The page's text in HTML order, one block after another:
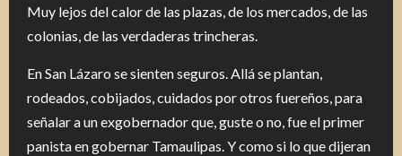
Muy lejos del calor de las plazas, de los mercados, de las
colonias, de las verdaderas trincheras.
En San Lázaro se sienten seguros. Allá se plantan,
rodeados, cobijados, cuidados por otros fuereños, para
señalar a un exgobernador que, guste o no, fue el primer
panista en gobernar Tamaulipas. Y como si lo que dijeran